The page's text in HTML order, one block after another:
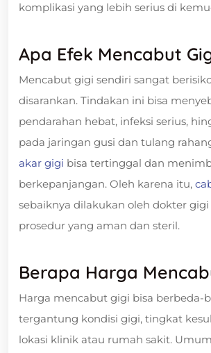
komplikasi yang lebih serius di
Apa Efek Mencabut
Mencabut gigi sendiri sangat
disarankan. Tindakan ini bisa
pendarahan hebat, infeksi serius,
pada jaringan gusi dan tulang
akar gigi bisa tertinggal dan
berkepanjangan. Oleh karena itu,
sebaiknya dilakukan oleh dokter
prosedur yang aman dan steril.
Berapa Harga
Harga mencabut gigi bisa berbeda-
tergantung kondisi gigi, tingkat
lokasi klinik atau rumah sakit.